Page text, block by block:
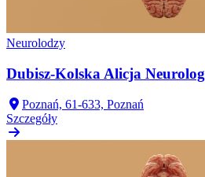
Neurolodzy
Dubisz-Kolska Alicja Neurolog
Poznań, 61-633, Poznań
Szczegóły